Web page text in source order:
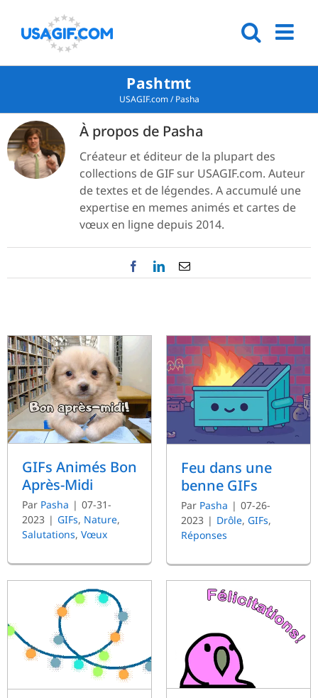
Pashtmt
USAGIF.com/Pasha
À propos de Pasha
Créateur et éditeur de la plupart des
collections de GIF sur USAGIF.com. Auteur
de textes et de légendes. A accumulé une
expertise en memes animés et cartes de
vœux en ligne depuis 2014.
GIFs Animés Bon
Après-Midi
Par Pasha | 07-31-
2023 | GIFs, Nature,
Salutations, Vœux
Feu dans une
benne GIFs
Par Pasha | 07-26-
2023 | Drôle, GIFs,
Réponses